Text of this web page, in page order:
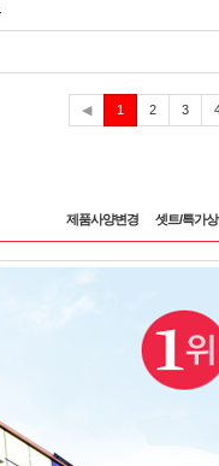
◀ 1
재
2 3
제품사양변경 셋트/특가